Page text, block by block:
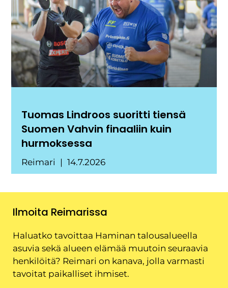
Tuomas Lindroos suoritti tiensä
Suomen Vahvin finaaliin kuin
hurmoksessa
Reimari 14.7.2026
Ilmoita Reimarissa
Haluatko tavoittaa Haminan talousalueella
asuvia sekä alueen elämää muutoin seuraavia
henkilöitä? Reimari on kanava, jolla varmasti
tavoitat paikalliset ihmiset.